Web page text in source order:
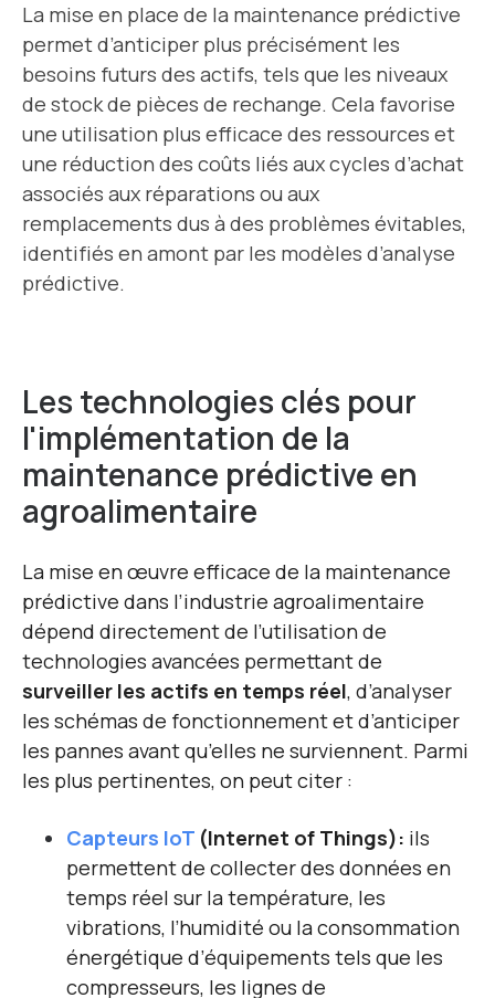
La mise en place de la maintenance prédictive
permet d’anticiper plus précisément les
besoins futurs des actifs, tels que les niveaux
de stock de pièces de rechange. Cela favorise
une utilisation plus efficace des ressources et
une réduction des coûts liés aux cycles d’achat
associés aux réparations ou aux
remplacements dus à des problèmes évitables,
identifiés en amont par les modèles d’analyse
prédictive.
Les technologies clés pour
l'implémentation de la
maintenance prédictive en
agroalimentaire
La mise en œuvre efficace de la maintenance
prédictive dans l’industrie agroalimentaire
dépend directement de l’utilisation de
technologies avancées permettant de
surveiller les actifs en temps réel, d’analyser
les schémas de fonctionnement et d’anticiper
les pannes avant qu’elles ne surviennent. Parmi
les plus pertinentes, on peut citer :
Capteurs IoT (Internet of Things): ils
permettent de collecter des données en
temps réel sur la température, les
vibrations, l’humidité ou la consommation
énergétique d’équipements tels que les
compresseurs, les lignes de